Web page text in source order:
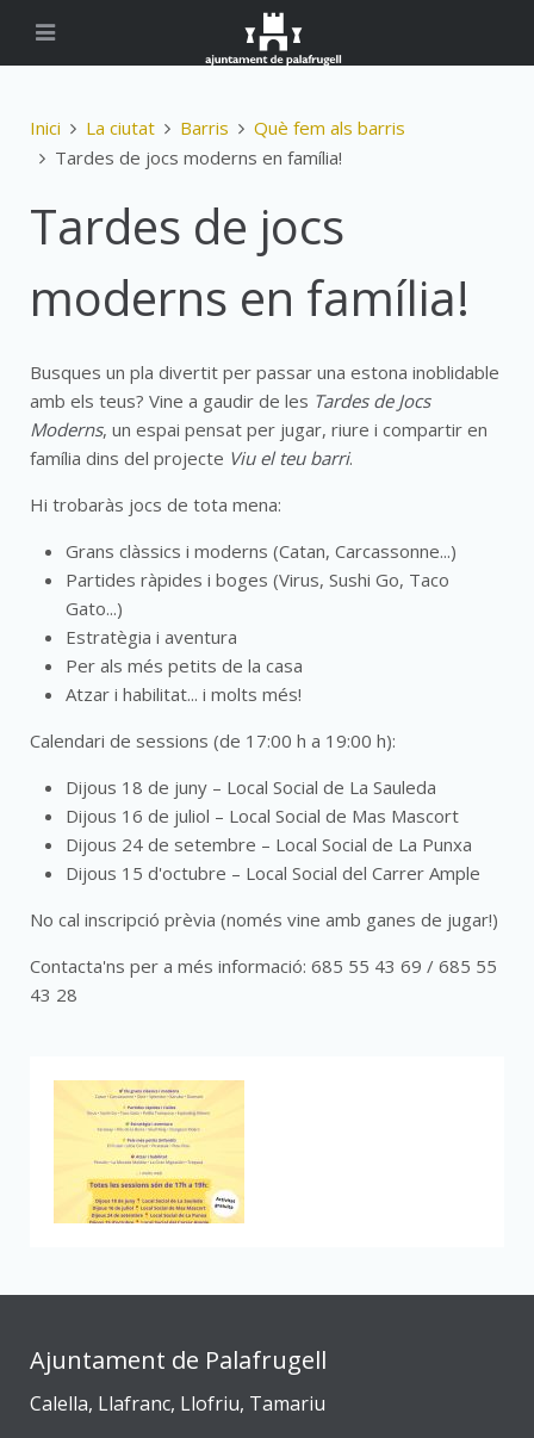
Inici La ciutat Barris
Què fem als barris
Tardes de jocs moderns en família!
Tardes de jocs
moderns en família!
Busques un pla divertit per passar una estona inoblidable
amb els teus? Vine a gaudir de les Tardes de Jocs
Moderns, un espai pensat per jugar, riure i compartir en
família dins del projecte Viu el teu barri.
Hi trobaràs jocs de tota mena:
Grans clàssics i moderns (Catan, Carcassonne...)
Partides ràpides i boges (Virus, Sushi Go, Taco
Gato...)
Estratègia i aventura
Per als més petits de la casa
Atzar i habilitat... i molts més!
Calendari de sessions (de 17:00 h a 19:00 h):
Dijous 18 de juny – Local Social de La Sauleda
Dijous 16 de juliol – Local Social de Mas Mascort
Dijous 24 de setembre – Local Social de La Punxa
Dijous 15 d'octubre – Local Social del Carrer Ample
No cal inscripció prèvia (només vine amb ganes de jugar!)
Contacta'ns per a més informació: 685 55 43 69 / 685 55
43 28
Ajuntament de Palafrugell
Calella, Llafranc, Llofriu, Tamariu